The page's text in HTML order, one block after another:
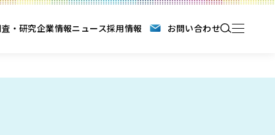
・研究企業情報ニュース採用情報 お問い合わせ